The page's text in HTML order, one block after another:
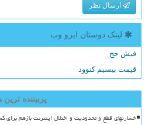
ارسال نظر
لینک دوستان ایزو وب
فیش حج
قیمت بیسیم کنوود
پربیننده ترین
خسارتهای قطع و محدودیت و اختلال اینترنت بازهم برای